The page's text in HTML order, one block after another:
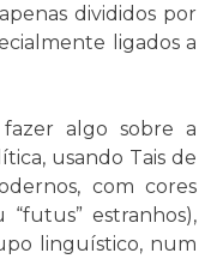
divididos por
ligados a
algo sobre a
usando Tais de
com cores
“futus” estranhos),
linguístico, num